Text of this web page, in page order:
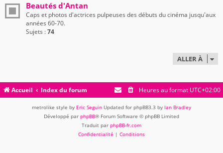
Beautés d'Antan
Caps et photos d'actrices pulpeuses des débuts du cinéma jusqu'aux
années 60-70.
Sujets :74
ALLER À
Accueil Index du forum Heures au format UTC+02:00
metrolike style by Eric Seguin Updated for phpBB3.3 by Ian Bradley
Développé par phpBB® Forum Software © phpBB Limited
Traduit par phpBB-fr.com
Confidentialité | Conditions